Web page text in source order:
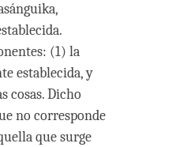
(1) la
establecida, y
cosas. Dicho
no corresponde
que surge